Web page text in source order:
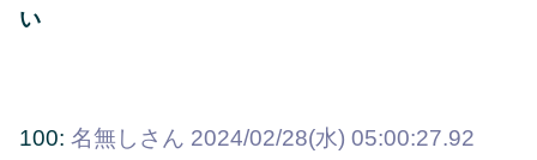
い
100: 名無しさん 2024/02/28(水) 05:00:27.92